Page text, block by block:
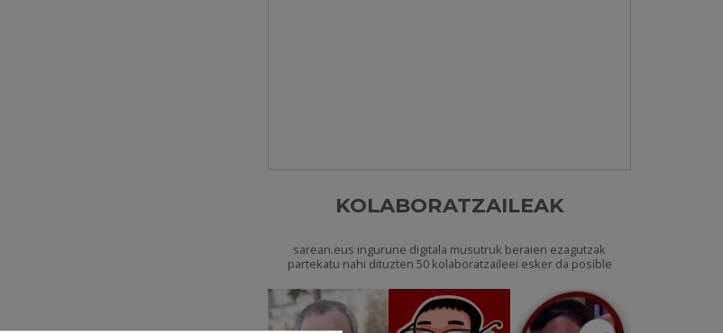
KOLABORATZAILEAK
sarean.eus ingurune digitala musutruk beraien ezagutzak
partekatu nahi dituzten 50 kolaboratzaileei esker da posible